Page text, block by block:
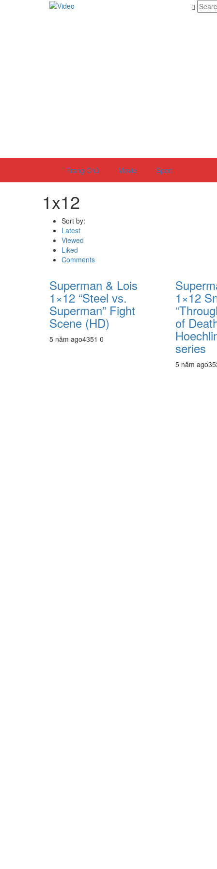
Trang Chủ Movie Sport
1x12
Sort by:
Latest
Viewed
Liked
Comments
Superman & Lois
1×12 “Steel vs.
Superman” Fight
Scene (HD)
5 năm ago4351 0
1×12
of
series
5 năm ago